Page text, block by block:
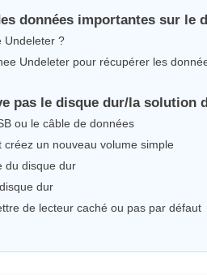
données importantes sur le
Undeleter ?
Undeleter pour récupérer les
pas le disque dur/la solution
ou le câble de données
créez un nouveau volume simple
du disque dur
dur
de lecteur caché ou pas par défaut